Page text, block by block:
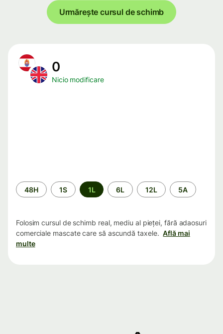
Urmărește cursul de schimb
0
Nicio modificare
Perioada
48H 1S 1L 6L 12L 5A
Folosim cursul de schimb real, mediu al pieței, fără adaosuri
comerciale mascate care să ascundă taxele. Află mai
multe